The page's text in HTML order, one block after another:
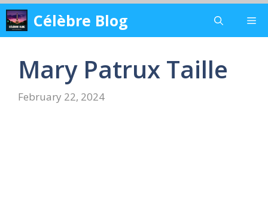
Skip
to
content
Célèbre Blog
Mary Patrux Taille
February 22, 2024